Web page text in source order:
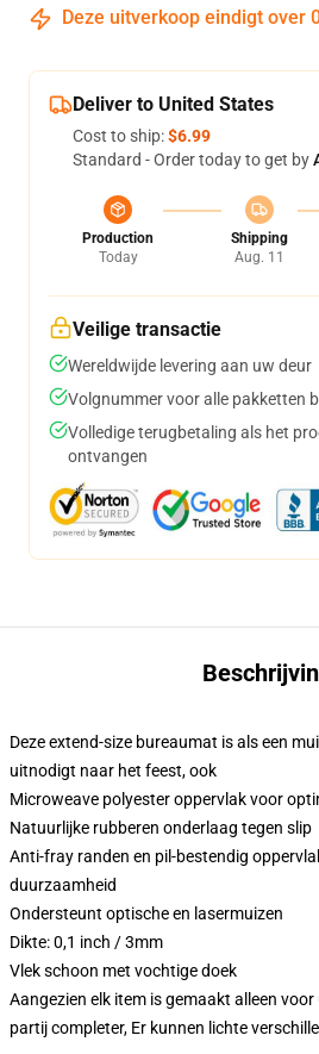
Deze uitverkoop eindigt over
Deliver to United States
Cost to ship:$6.99
Standard - Order today to get by
Production
Today
Shipping
Aug. 11
Veilige transactie
Wereldwijde levering aan uw deur
Volgnummer voor alle pakketten
Volledige terugbetaling als het
ontvangen
Deze extend-size bureaumat is als een
uitnodigt naar het feest, ook
Microweave polyester oppervlak voor
Natuurlijke rubberen onderlaag tegen slip
Anti-fray randen en pil-bestendig
duurzaamheid
Ondersteunt optische en lasermuizen
Dikte: 0,1 inch / 3mm
Vlek schoon met vochtige doek
Aangezien elk item is gemaakt alleen
partij completer, Er kunnen lichte